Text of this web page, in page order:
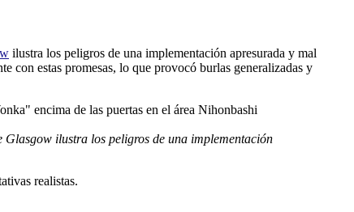
ilustra los peligros de una implementación apresurada y mal
con estas promesas, lo que provocó burlas generalizadas y
ilustra los peligros de una implementación
realistas.